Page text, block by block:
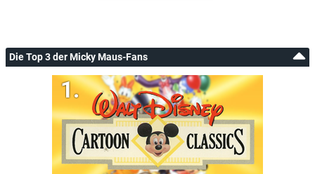
Die Top 3 der Micky Maus-Fans